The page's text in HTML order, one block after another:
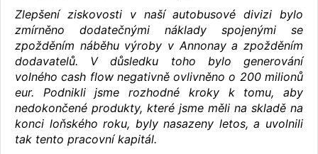
Zlepšení ziskovosti v naší autobusové divizi bylo
zmírněno dodatečnými náklady spojenými se
zpožděním náběhu výroby v Annonay a zpožděním
dodavatelů. V důsledku toho bylo generování
volného cash flow negativně ovlivněno o 200 milionů
eur. Podnikli jsme rozhodné kroky k tomu, aby
nedokončené produkty, které jsme měli na skladě na
konci loňského roku, byly nasazeny letos, a uvolnili
tak tento pracovní kapitál.